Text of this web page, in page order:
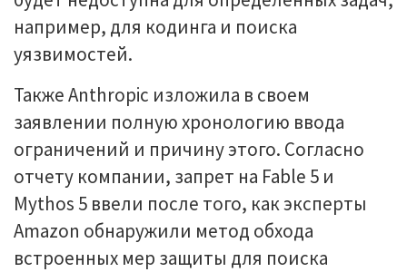
например, для кодинга и поиска
уязвимостей.
Также Anthropic изложила в своем
заявлении полную хронологию ввода
ограничений и причину этого. Согласно
отчету компании, запрет на Fable 5 и
Mythos 5 ввели после того, как эксперты
Amazon обнаружили метод обхода
встроенных мер защиты для поиска